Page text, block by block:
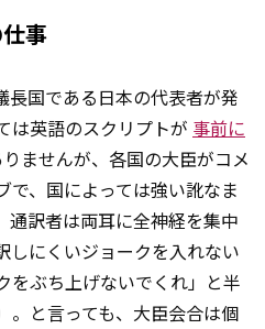
事
長国である日本の代表者が発
は英語のスクリプトが 事前に
ませんが、各国の大臣がコメ
で、国によっては強い訛なま
通訳者は両耳に全神経を集中
しにくいジョークを入れない
をぶち上げないでくれ」と半
。と言っても、大臣会合は個